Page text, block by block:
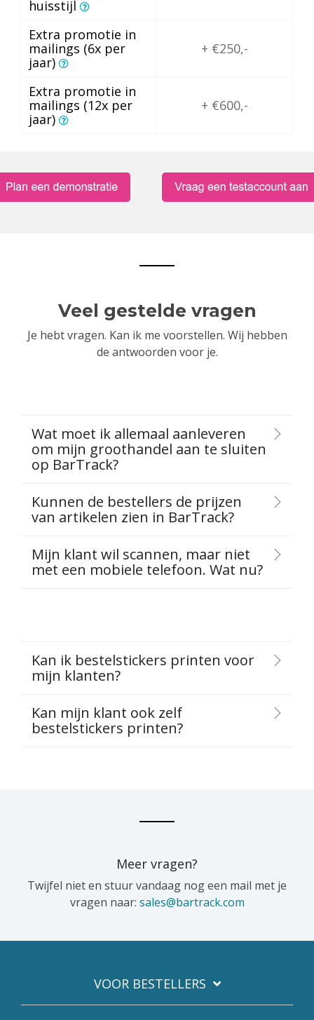
huisstijl
Extra promotie in
mailings (6x per
jaar)
+ €250,-
Extra promotie in
mailings (12x per
jaar)
+ €600,-
Veel gestelde vragen
Je hebt vragen. Kan ik me voorstellen. Wij hebben
de antwoorden voor je.
Wat moet ik allemaal aanleveren
om mijn groothandel aan te sluiten
op BarTrack?
Kunnen de bestellers de prijzen
van artikelen zien in BarTrack?
Mijn klant wil scannen, maar niet
met een mobiele telefoon. Wat nu?
Kan ik bestelstickers printen voor
mijn klanten?
Kan mijn klant ook zelf
bestelstickers printen?
Meer vragen?
Twijfel niet en stuur vandaag nog een mail met je
vragen naar: sales@bartrack.com
VOOR BESTELLERS